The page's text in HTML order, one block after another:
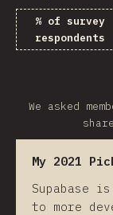
% of survey
respondents
We asked
My 2021
Supabase
to more